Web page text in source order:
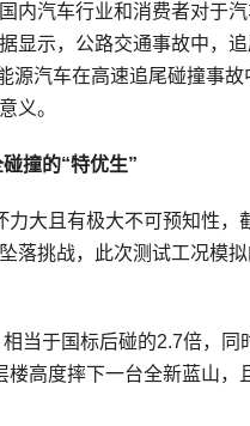
内汽车行业和消费者对于
显示，公路交通事故中，
源汽车在高速追尾碰撞事
义。
撞的“特优生”
大且有极大不可预知性
落挑战，此次测试工况模
当于国标后碰的2.7倍，
高度摔下一台全新蓝山